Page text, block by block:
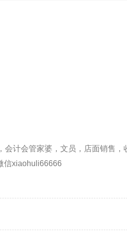
会计会管家婆，文员，店面销售
信xiaohuli66666